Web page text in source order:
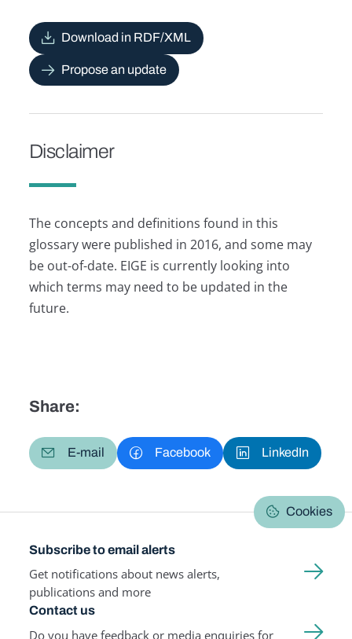
Download in RDF/XML
Propose an update
Disclaimer
The concepts and definitions found in this
glossary were published in 2016, and some may
be out-of-date. EIGE is currently looking into
which terms may need to be updated in the
future.
Share:
E-mail Facebook LinkedIn
Cookies
Subscribe to email alerts
Get notifications about news alerts,
publications and more
Contact us
Do you have feedback or media enquiries for